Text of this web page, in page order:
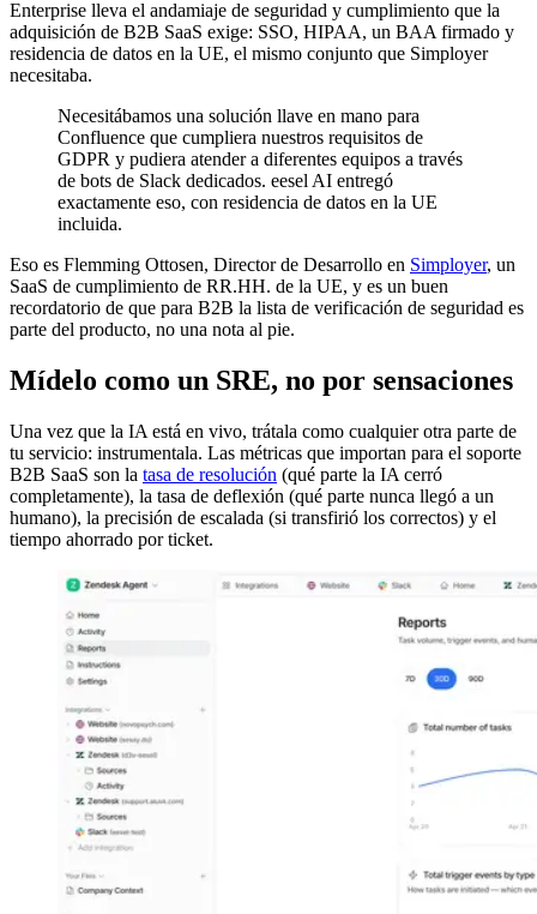
Enterprise lleva el andamiaje de seguridad y cumplimiento que la
adquisición de B2B SaaS exige: SSO, HIPAA, un BAA firmado y
residencia de datos en la UE, el mismo conjunto que Simployer
necesitaba.
Necesitábamos una solución llave en mano para
Confluence que cumpliera nuestros requisitos de
GDPR y pudiera atender a diferentes equipos a través
de bots de Slack dedicados. eesel AI entregó
exactamente eso, con residencia de datos en la UE
incluida.
Eso es Flemming Ottosen, Director de Desarrollo en Simployer, un
SaaS de cumplimiento de RR.HH. de la UE, y es un buen
recordatorio de que para B2B la lista de verificación de seguridad es
parte del producto, no una nota al pie.
Mídelo como un SRE, no por sensaciones
Una vez que la IA está en vivo, trátala como cualquier otra parte de
tu servicio: instrumentala. Las métricas que importan para el soporte
B2B SaaS son la tasa de resolución (qué parte la IA cerró
completamente), la tasa de deflexión (qué parte nunca llegó a un
humano), la precisión de escalada (si transfirió los correctos) y el
tiempo ahorrado por ticket.